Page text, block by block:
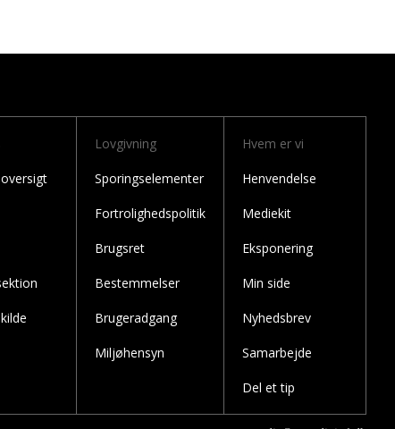
Hvem er vi
Henvendelse
Mediekit
Eksponering
Min side
Nyhedsbrev
Samarbejde
Del et tip
Lovgivning
Sporingselementer
Fortrolighedspolitik
Brugsret
Bestemmelser
Brugeradgang
Miljøhensyn